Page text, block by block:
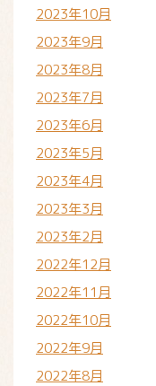
2023年10月
2023年9月
2023年8月
2023年7月
2023年6月
2023年5月
2023年4月
2023年3月
2023年2月
2022年12月
2022年11月
2022年10月
2022年9月
2022年8月